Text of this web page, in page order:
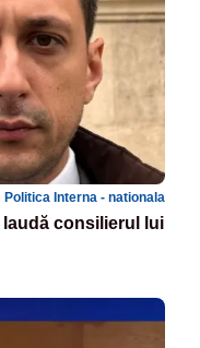
Politica Interna - nationala
consilierul lui